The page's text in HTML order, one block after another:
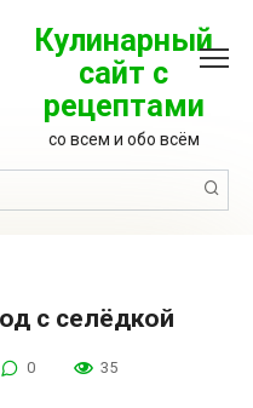
Кулинарный
сайт с
рецептами
со всем и обо всём
с селёдкой
0 35